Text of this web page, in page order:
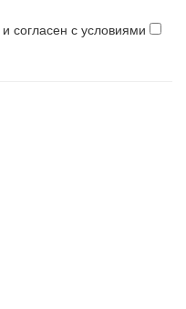
и согласен с условиями